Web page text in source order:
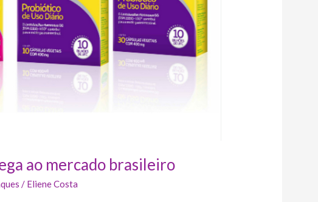
ao mercado brasileiro
/ Eliene Costa